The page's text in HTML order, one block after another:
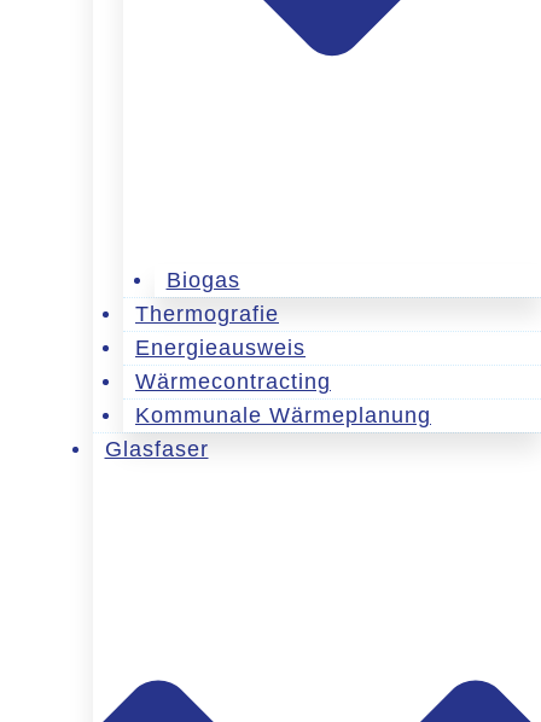
Biogas
Thermografie
Energieausweis
Wärmecontracting
Kommunale Wärmeplanung
Glasfaser